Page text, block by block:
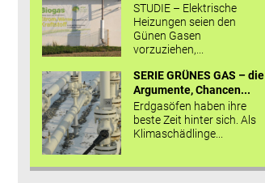
STUDIE – Elektrische
Heizungen seien den
Günen Gasen
vorzuziehen,...
SERIE GRÜNES GAS – die
Argumente, Chancen...
Erdgasöfen haben ihre
beste Zeit hinter sich. Als
Klimaschädlinge...